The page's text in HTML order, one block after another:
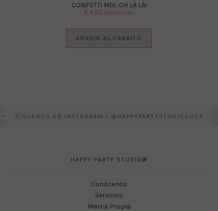
CONFETTI MIX: OH LÀ LÀ!
€4.50 IVA Incluido
AÑADIR AL CARRITO
SÍGUENOS EN INSTAGRAM › @HAPPYPARTYSTUDIOSHOP
HAPPY PARTY STUDIO®
Conócenos
Servicios
Marca Propia